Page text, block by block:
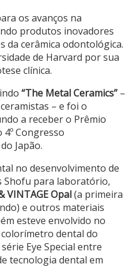
os avanços na
produtos inovadores
da cerâmica odontológica.
de Harvard por sua
clínica.
“The Metal Ceramics” –
– e foi o
a receber o Prêmio
Congresso
Japão.
no desenvolvimento de
Shofu para laboratório,
VINTAGE Opal(a primeira
e outros materiais
esteve envolvido no
dental do
Eye Special entre
tecnologia dental em